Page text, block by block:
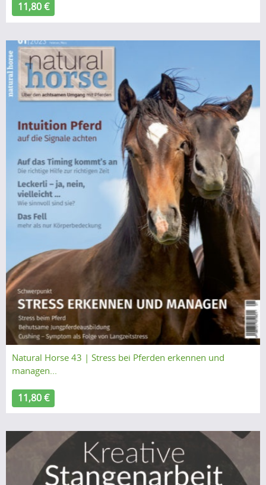
11,80 €
Natural Horse 43 | Stress bei Pferden erkennen und
managen...
11,80 €